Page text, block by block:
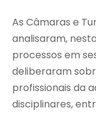
As Câmaras e
analisaram,
processos em
deliberaram
profissionais da
disciplinares,